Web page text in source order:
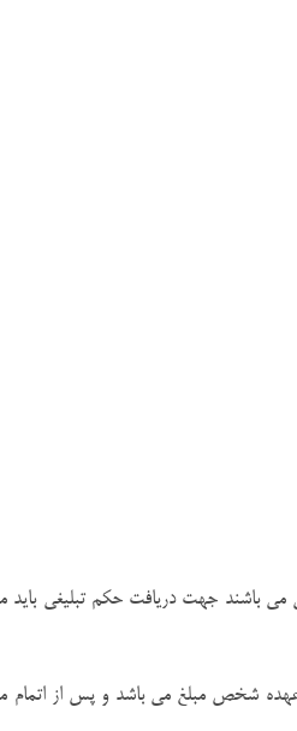
باشند جهت دریافت حکم تبلیغی باید
شخص مبلغ می باشد و پس از اتمام